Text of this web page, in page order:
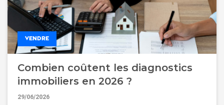
VENDRE
Combien coûtent les diagnostics
immobiliers en 2026 ?
29/06/2026